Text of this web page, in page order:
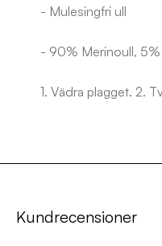
- Mulesingfri ull
- 90% Merinoull,
1. Vädra plagget. 2.
Kundrecensioner